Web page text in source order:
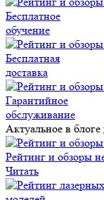
Бесплатное
обучение
Бесплатная
доставка
Гарантийное
обслуживание
Актуальное в блоге
Рейтинг и обзоры
Читать